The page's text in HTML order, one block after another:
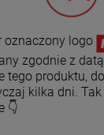
oznaczony logo
zgodnie z
tego produktu,
kilka dni.
👇